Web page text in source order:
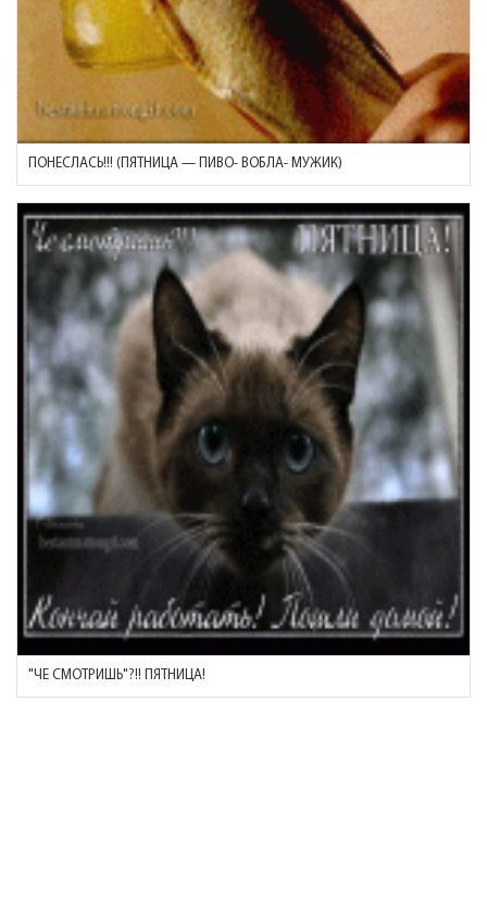
ПОНЕСЛАСЬ!!! (ПЯТНИЦА — ПИВО- ВОБЛА- МУЖИК)
"ЧЕ СМОТРИШЬ"?!! ПЯТНИЦА!